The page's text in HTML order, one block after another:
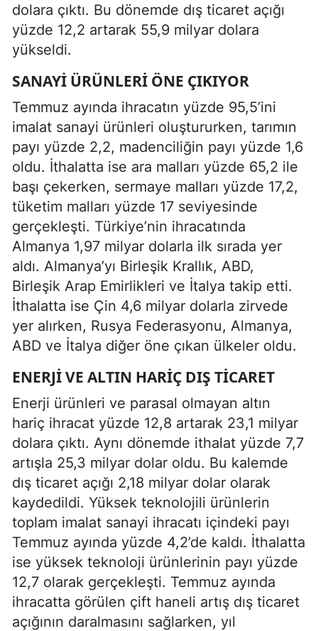
dolara çıktı. Bu dönemde dış ticaret açığı
yüzde 12,2 artarak 55,9 milyar dolara
yükseldi.
SANAYI ÜRÜNLERI ÖNE ÇIKIYOR
Temmuz ayında ihracatın yüzde 95,5’ini
imalat sanayi ürünleri oluştururken, tarımın
payı yüzde 2,2, madenciliğin payı yüzde 1,6
oldu. İthalatta ise ara malları yüzde 65,2 ile
başı çekerken, sermaye malları yüzde 17,2,
tüketim malları yüzde 17 seviyesinde
gerçekleşti. Türkiye’nin ihracatında
Almanya 1,97 milyar dolarla ilk sırada yer
aldı. Almanya’yı Birleşik Krallık, ABD,
Birleşik Arap Emirlikleri ve İtalya takip etti.
İthalatta ise Çin 4,6 milyar dolarla zirvede
yer alırken, Rusya Federasyonu, Almanya,
ABD ve İtalya diğer öne çıkan ülkeler oldu.
ENERJI VE ALTIN HARIÇ DIŞ TICARET
Enerji ürünleri ve parasal olmayan altın
hariç ihracat yüzde 12,8 artarak 23,1 milyar
dolara çıktı. Aynı dönemde ithalat yüzde 7,7
artışla 25,3 milyar dolar oldu. Bu kalemde
dış ticaret açığı 2,18 milyar dolar olarak
kaydedildi. Yüksek teknolojili ürünlerin
toplam imalat sanayi ihracatı içindeki payı
Temmuz ayında yüzde 4,2’de kaldı. İthalatta
ise yüksek teknoloji ürünlerinin payı yüzde
12,7 olarak gerçekleşti. Temmuz ayında
ihracatta görülen çift haneli artış dış ticaret
açığının daralmasını sağlarken, yıl